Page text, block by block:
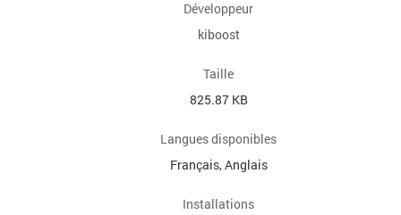
Développeur
kiboost
Taille
825.87 KB
Langues disponibles
Français, Anglais
Installations